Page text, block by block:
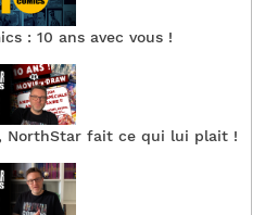
: 10 ans avec vous !
NorthStar fait ce qui lui plait !